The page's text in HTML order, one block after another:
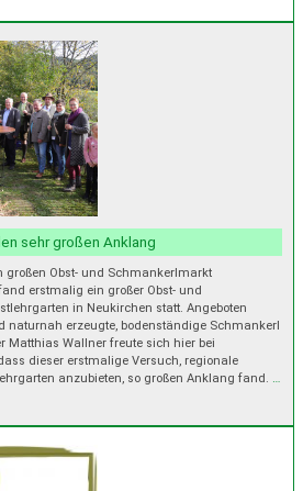
sehr großen Anklang
großen Obst- und Schmankerlmarkt
erstmalig ein großer Obst- und
in Neukirchen statt. Angeboten
naturnah erzeugte, bodenständige Schmankerl
Matthias Wallner freute sich hier bei
dieser erstmalige Versuch, regionale
anzubieten, so großen Anklang fand. …